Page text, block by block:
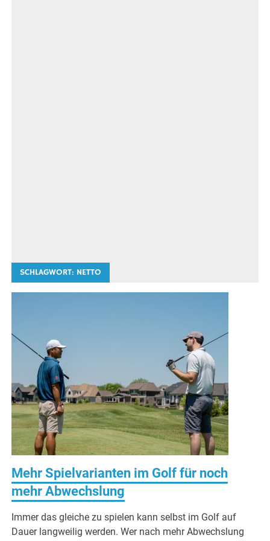
SCHLAGWORT: NETTO
Mehr Spielvarianten im Golf für noch
mehr Abwechslung
Immer das gleiche zu spielen kann selbst im Golf auf
Dauer langweilig werden. Wer nach mehr Abwechslung